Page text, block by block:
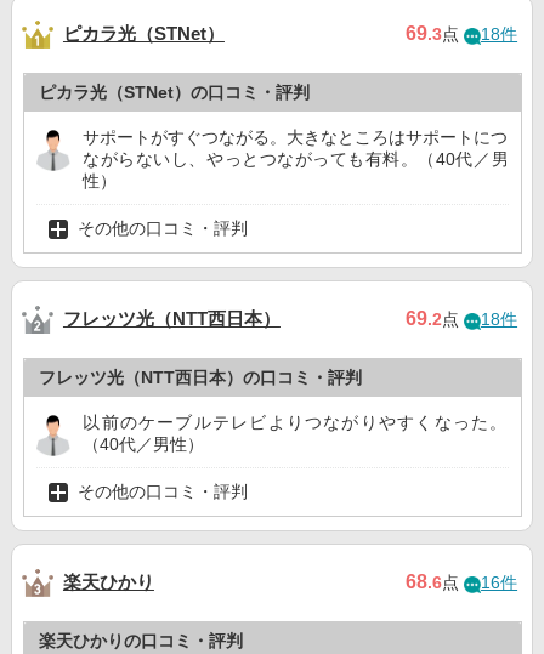
ピカラ光（STNet） 69.3点 18件
ピカラ光（STNet）の口コミ・評判
サポートがすぐつながる。大きなところはサポートにつ
ながらないし、やっとつながっても有料。（40代／男
性）
その他の口コミ・評判
フレッツ光（NTT西日本） 69.2点 18件
フレッツ光（NTT西日本）の口コミ・評判
以前のケーブルテレビよりつながりやすくなった。
（40代／男性）
その他の口コミ・評判
楽天ひかり 68.6点 16件
楽天ひかりの口コミ・評判